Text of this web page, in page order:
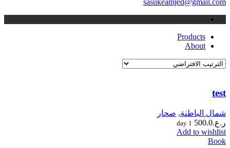
Products
About
test
شمال الباطنة, صحار
ر.ع.500.0
1 day
Add to wishlist
Book